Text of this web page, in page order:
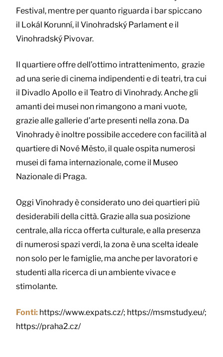
Festival, mentre per quanto riguarda i bar spiccano
il Lokál Korunní, il Vinohradský Parlament e il
Vinohradský Pivovar.
Il quartiere offre dell’ottimo intrattenimento, grazie
ad una serie di cinema indipendenti e di teatri, tra cui
il Divadlo Apollo e il Teatro di Vinohrady. Anche gli
amanti dei musei non rimangono a mani vuote,
grazie alle gallerie d’arte presenti nella zona. Da
Vinohrady è inoltre possibile accedere con facilità al
quartiere di Nové Město, il quale ospita numerosi
musei di fama internazionale, come il Museo
Nazionale di Praga.
Oggi Vinohrady è considerato uno dei quartieri più
desiderabili della città. Grazie alla sua posizione
centrale, alla ricca offerta culturale, e alla presenza
di numerosi spazi verdi, la zona è una scelta ideale
non solo per le famiglie, ma anche per lavoratori e
studenti alla ricerca di un ambiente vivace e
stimolante.
Fonti: https://www.expats.cz/; https://msmstudy.eu/;
https://praha2.cz/